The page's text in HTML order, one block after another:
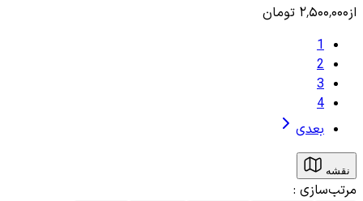
از۲٬۵۰۰٬۰۰۰ تومان
1
2
3
4
بعدی
نقشه
مرتب‌سازی :